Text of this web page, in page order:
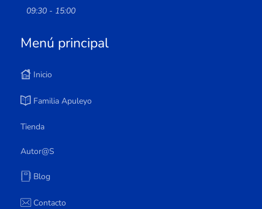
09:30 - 15:00
Menú principal
Inicio
Familia Apuleyo
Tienda
Autor@s
Blog
Contacto